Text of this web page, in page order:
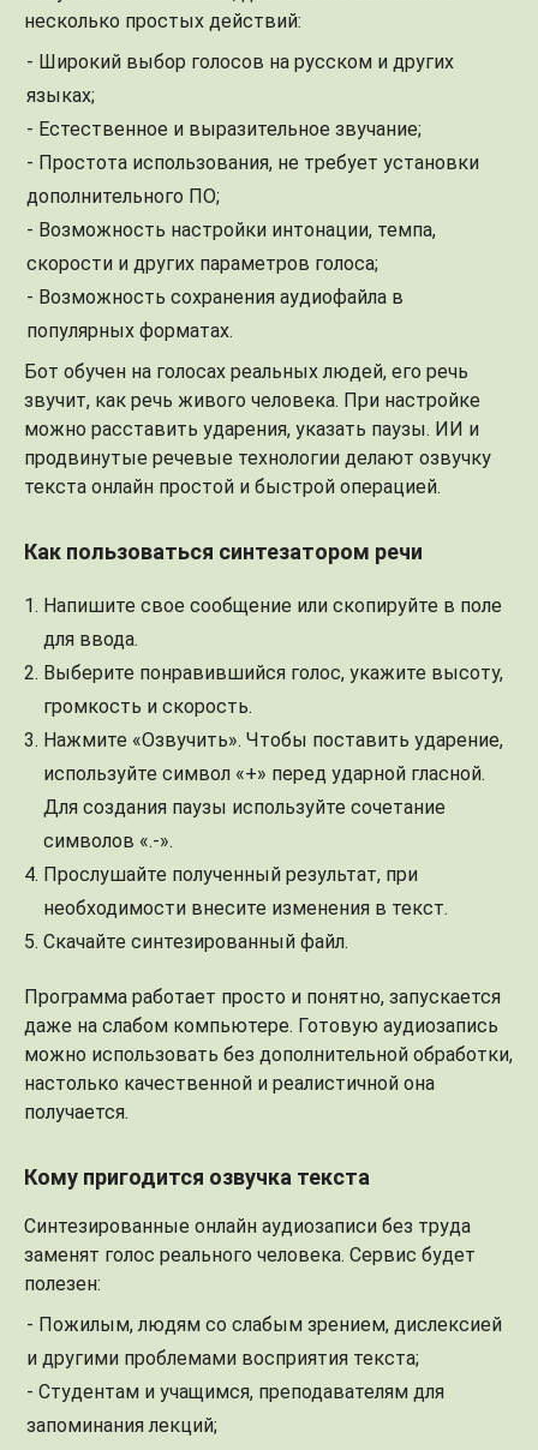
несколько простых действий:
- Широкий выбор голосов на русском и других
языках;
- Естественное и выразительное звучание;
- Простота использования, не требует установки
дополнительного ПО;
- Возможность настройки интонации, темпа,
скорости и других параметров голоса;
- Возможность сохранения аудиофайла в
популярных форматах.
Бот обучен на голосах реальных людей, его речь
звучит, как речь живого человека. При настройке
можно расставить ударения, указать паузы. ИИ и
продвинутые речевые технологии делают озвучку
текста онлайн простой и быстрой операцией.
Как пользоваться синтезатором речи
Напишите свое сообщение или скопируйте в поле
для ввода.
Выберите понравившийся голос, укажите высоту,
громкость и скорость.
Нажмите «Озвучить». Чтобы поставить ударение,
используйте символ «+» перед ударной гласной.
Для создания паузы используйте сочетание
символов «.-».
Прослушайте полученный результат, при
необходимости внесите изменения в текст.
Скачайте синтезированный файл.
Программа работает просто и понятно, запускается
даже на слабом компьютере. Готовую аудиозапись
можно использовать без дополнительной обработки,
настолько качественной и реалистичной она
получается.
Кому пригодится озвучка текста
Синтезированные онлайн аудиозаписи без труда
заменят голос реального человека. Сервис будет
полезен:
- Пожилым, людям со слабым зрением, дислексией
и другими проблемами восприятия текста;
- Студентам и учащимся, преподавателям для
запоминания лекций;